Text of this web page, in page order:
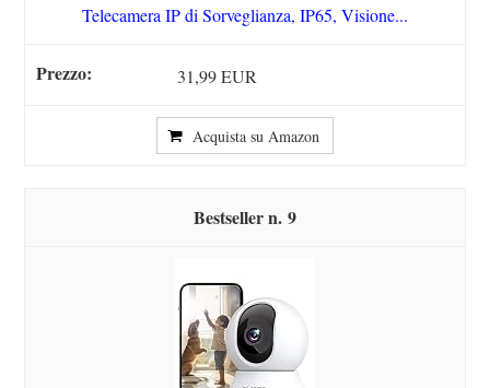
Telecamera IP di Sorveglianza, IP65, Visione...
31,99 EUR
Acquista su Amazon
9